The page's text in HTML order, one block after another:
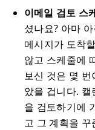
이메일 검토 스
셨나요? 아마
메시지가 도착
않고 스케줄에
보신 것은 몇
았을 겁니다.
을 검토하기에
고 그 계획을